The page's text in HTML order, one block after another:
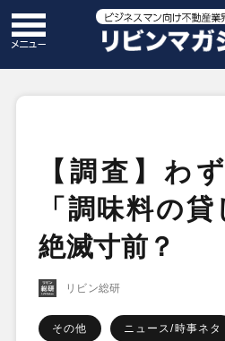
【調査】わ
「調味料の
絶滅寸前？
リビン総研
その他 ニュース/時事ネタ